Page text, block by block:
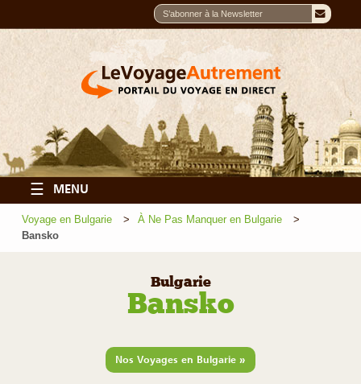
☰ MENU
Voyage en Bulgarie
À Ne Pas Manquer en Bulgarie
Bansko
Bulgarie
Bansko
Nos Voyages en Bulgarie »